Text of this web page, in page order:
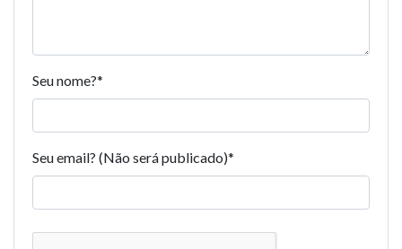
Seu nome?*
Seu email? (Não será publicado)*